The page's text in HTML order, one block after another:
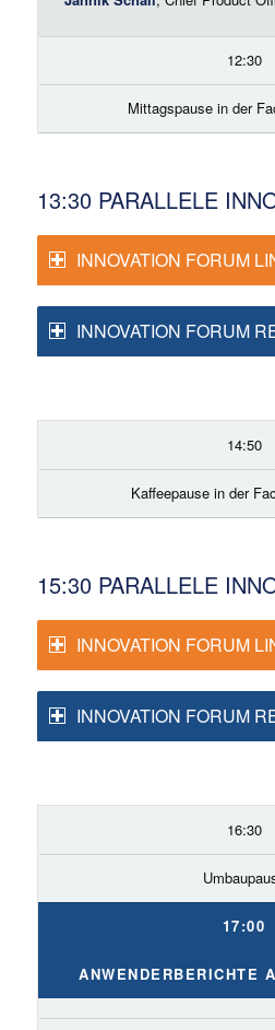
12:30
Mittagspause in der
13:30 PARALLELE
INNOVATION FORUM
INNOVATION FORUM
14:50
Kaffeepause in der
15:30 PARALLELE
INNOVATION FORUM
INNOVATION FORUM
16:30
17:00
ANWENDERBERICHTE